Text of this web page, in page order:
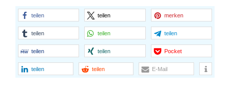
teilen teilen merken
teilen teilen teilen
teilen teilen Pocket
teilen teilen E-Mail